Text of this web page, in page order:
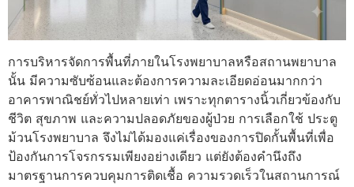
การบริหารจัดการพื้นที่ภายในโรงพยาบาลหรือสถานพยาบาล
นั้น มีความซับซ้อนและต้องการความละเอียดอ่อนมากกว่า
อาคารพาณิชย์ทั่วไปหลายเท่า เพราะทุกตารางนิ้วเกี่ยวข้องกับ
ชีวิต สุขภาพ และความปลอดภัยของผู้ป่วย การเลือกใช้ ประตู
ม้วนโรงพยาบาล จึงไม่ได้มองแค่เรื่องของการปิดกั้นพื้นที่เพื่อ
ป้องกันการโจรกรรมเพียงอย่างเดียว แต่ยังต้องคำนึงถึง
มาตรฐานการควบคุมการติดเชื้อ ความรวดเร็วในสถานการณ์